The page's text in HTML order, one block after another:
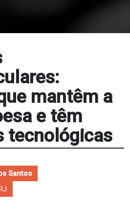
mantêm a
e têm
tecnológicas
Santos